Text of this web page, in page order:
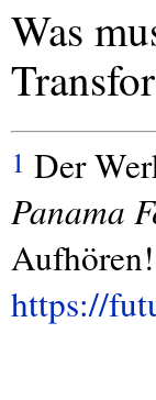
Was
1 Der
Panama
https://